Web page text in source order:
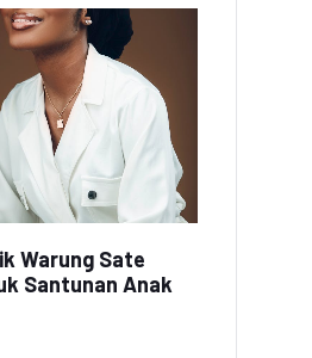
Warung Sate
Santunan Anak